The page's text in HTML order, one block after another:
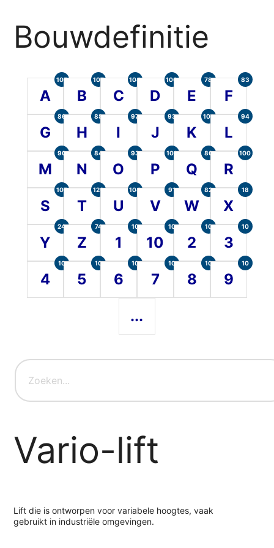
Bouwdefinitie
A
105
B
107
C
104
D
100
E
78
F
83
G
86
H
88
I
97
J
93
K
101
L
94
M
90
N
84
O
93
P
101
Q
80
R
100
S
107
T
120
U
104
V
91
W
82
X
18
Y
24
Z
74
1
10
10
10
2
10
3
10
4
10
5
10
6
10
7
10
8
10
9
10
...
Vario-lift
Lift die is ontworpen voor variabele hoogtes, vaak
gebruikt in industriële omgevingen.